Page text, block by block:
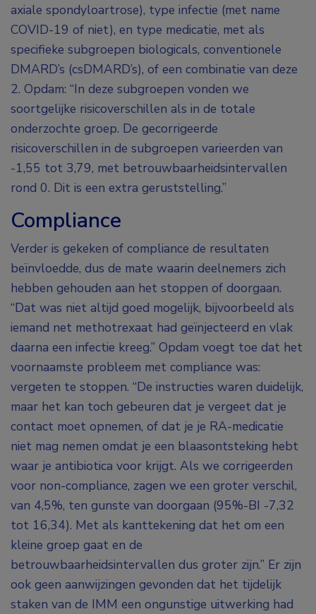
axiale spondyloartrose), type infectie (met name
COVID-19 of niet), en type medicatie, met als
specifieke subgroepen biologicals, conventionele
DMARD’s (csDMARD’s), of een combinatie van deze
2. Opdam: “In deze subgroepen vonden we
soortgelijke risicoverschillen als in de totale
onderzochte groep. De gecorrigeerde
risicoverschillen in de subgroepen varieerden van
-1,55 tot 3,79, met betrouwbaarheidsintervallen
rond 0. Dit is een extra geruststelling.”
Compliance
Verder is gekeken of compliance de resultaten
beïnvloedde, dus de mate waarin deelnemers zich
hebben gehouden aan het stoppen of doorgaan.
“Dat was niet altijd goed mogelijk, bijvoorbeeld als
iemand net methotrexaat had geïnjecteerd en vlak
daarna een infectie kreeg.” Opdam voegt toe dat het
voornaamste probleem met compliance was:
vergeten te stoppen. “De instructies waren duidelijk,
maar het kan toch gebeuren dat je vergeet dat je
contact moet opnemen, of dat je je RA-medicatie
niet mag nemen omdat je een blaasontsteking hebt
waar je antibiotica voor krijgt. Als we corrigeerden
voor non-compliance, zagen we een groter verschil,
van 4,5%, ten gunste van doorgaan (95%-BI -7,32
tot 16,34). Met als kanttekening dat het om een
kleine groep gaat en de
betrouwbaarheidsintervallen dus groter zijn.” Er zijn
ook geen aanwijzingen gevonden dat het tijdelijk
staken van de IMM een ongunstige uitwerking had